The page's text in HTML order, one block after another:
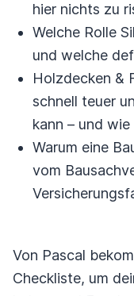
hier nichts zu
Welche Rolle
und welche
Holzdecken &
schnell teuer
kann – und
Warum eine
vom
Von Pascal
Checkliste, um